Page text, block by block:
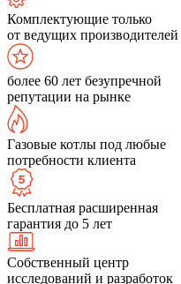
Комплектующие только
от ведущих производителей
более 60 лет безупречной
репутации на рынке
Газовые котлы под любые
потребности клиента
Бесплатная расширенная
гарантия до 5 лет
Собственный центр
исследований и разработок